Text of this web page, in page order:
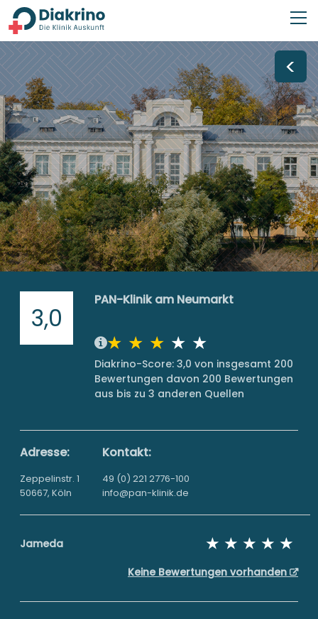
<
3,0
PAN-Klinik am Neumarkt
Diakrino-Score: 3,0 von insgesamt 200
Bewertungen davon 200 Bewertungen
aus bis zu 3 anderen Quellen
Adresse:
Zeppelinstr. 1
50667, Köln
Kontakt:
49 (0) 221 2776-100
info@pan-klinik.de
Jameda
Keine Bewertungen vorhanden